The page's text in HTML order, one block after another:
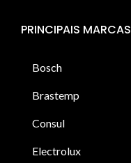
PRINCIPAIS MARCAS
Bosch
Brastemp
Consul
Electrolux